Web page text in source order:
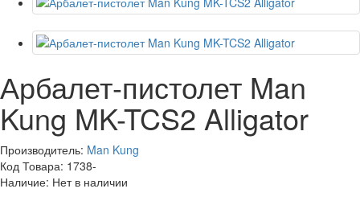
Арбалет-пистолет Man
Kung MK-TCS2 Alligator
Производитель: Man Kung
Код Товара: 1738-
Наличие: Нет в наличии